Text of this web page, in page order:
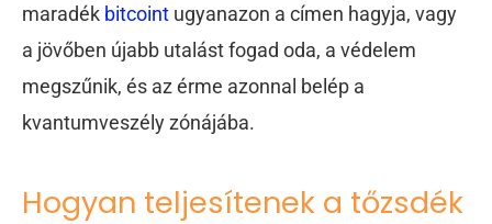
maradék bitcoint ugyanazon a címen hagyja, vagy
a jövőben újabb utalást fogad oda, a védelem
megszűnik, és az érme azonnal belép a
kvantumveszély zónájába.
Hogyan teljesítenek a tőzsdék